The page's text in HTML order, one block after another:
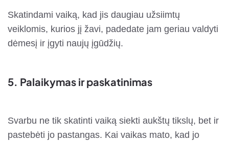
Skatindami vaiką, kad jis daugiau užsiimtų
veiklomis, kurios jį žavi, padedate jam geriau valdyti
dėmesį ir įgyti naujų įgūdžių.
5. Palaikymas ir paskatinimas
Svarbu ne tik skatinti vaiką siekti aukštų tikslų, bet ir
pastebėti jo pastangas. Kai vaikas mato, kad jo